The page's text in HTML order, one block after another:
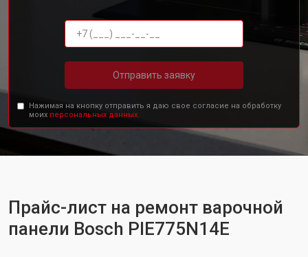
Отправить заявку
Нажимая на кнопку отправить я даю свое согласие на обработку
моих персональных данных.
Прайс-лист на ремонт варочной
панели Bosch PIE775N14E